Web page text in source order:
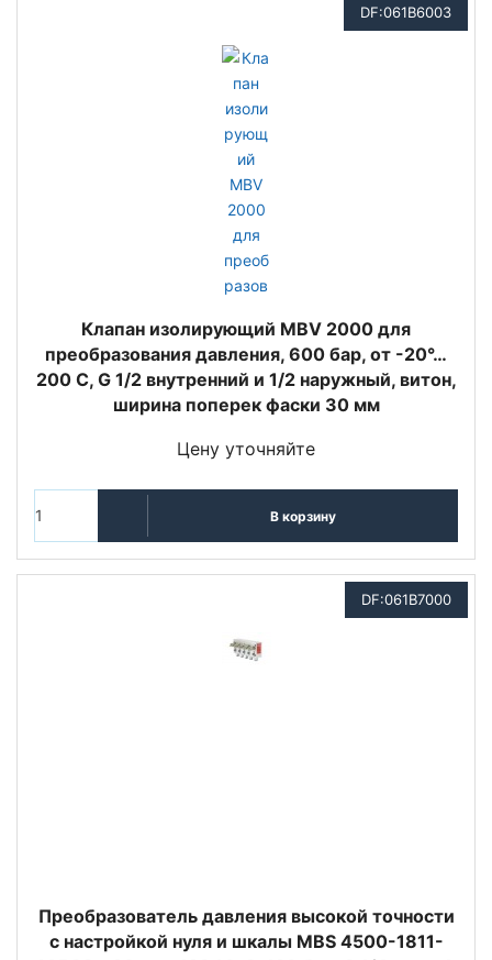
DF:061B6003
Клапан изолирующий MBV 2000 для
преобразования давления, 600 бар, от -20°…
200 C, G 1/2 внутренний и 1/2 наружный, витон,
ширина поперек фаски 30 мм
Цену уточняйте
В корзину
DF:061B7000
Преобразователь давления высокой точности
с настройкой нуля и шкалы MBS 4500-1811-